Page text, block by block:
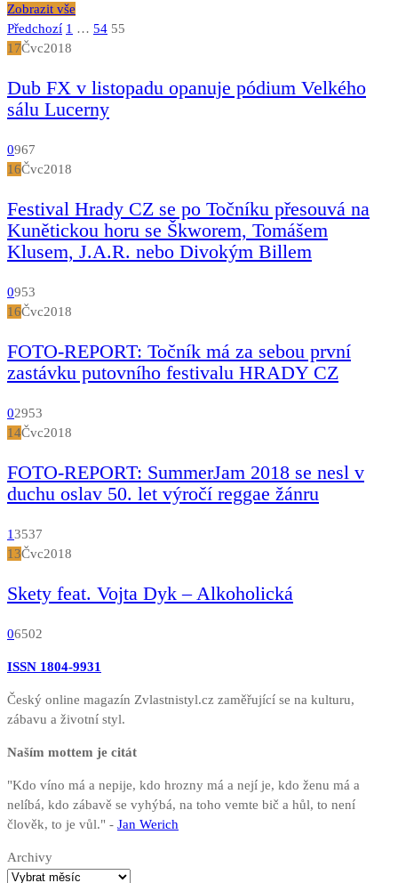
Zobrazit vše
Stránkování
příspěvků
Předchozí 1 … 54 55
17Čvc2018
Dub FX v listopadu opanuje pódium Velkého
sálu Lucerny
0967
16Čvc2018
Festival Hrady CZ se po Točníku přesouvá na
Kunětickou horu se Škworem, Tomášem
Klusem, J.A.R. nebo Divokým Billem
0953
16Čvc2018
FOTO-REPORT: Točník má za sebou první
zastávku putovního festivalu HRADY CZ
02953
14Čvc2018
FOTO-REPORT: SummerJam 2018 se nesl v
duchu oslav 50. let výročí reggae žánru
13537
13Čvc2018
Skety feat. Vojta Dyk – Alkoholická
06502
ISSN 1804-9931
Český online magazín Zvlastnistyl.cz zaměřující se na kulturu,
zábavu a životní styl.
Naším mottem je citát
"Kdo víno má a nepije, kdo hrozny má a nejí je, kdo ženu má a
nelíbá, kdo zábavě se vyhýbá, na toho vemte bič a hůl, to není
člověk, to je vůl." - Jan Werich
Archivy